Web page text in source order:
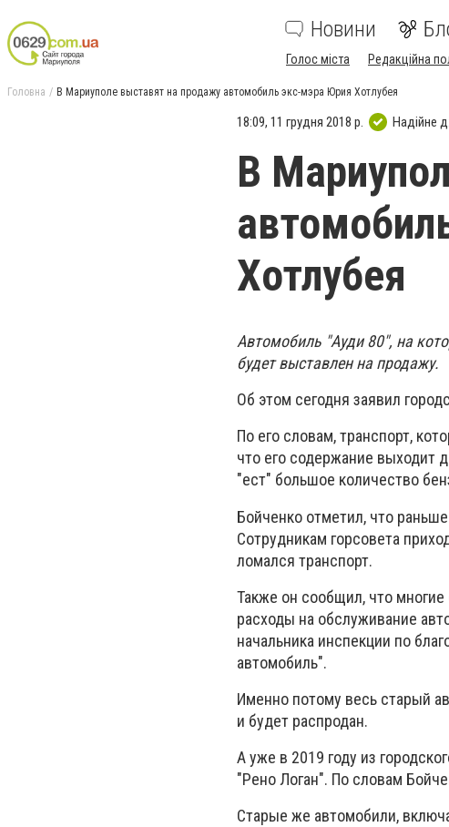
Новини
Голос міста Редакційна
Головна В Мариуполе выставят на продажу автомобиль экс-мэра Юрия Хотлубея
18:09, 11 грудня 2018 р. Надійне
В
Хотлубея
Автомобиль "Ауди 80", на
будет выставлен на продажу.
Об этом сегодня заявил
По его словам, транспорт,
что его содержание выходит
"ест" большое количество
Бойченко отметил, что
Сотрудникам горсовета
ломался транспорт.
Также он сообщил, что многие
расходы на обслуживание
начальника инспекции по
автомобиль".
Именно потому весь старый
и будет распродан.
А уже в 2019 году из
"Рено Логан". По словам
Старые же автомобили,